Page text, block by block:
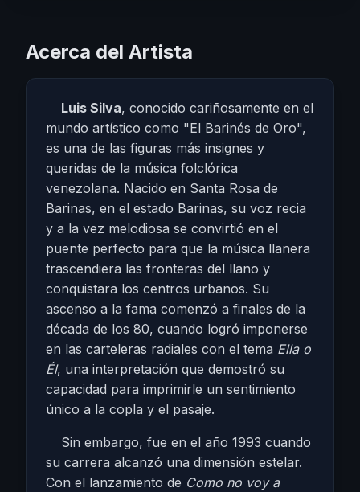
Acerca del Artista
Luis Silva, conocido cariñosamente en el
mundo artístico como "El Barinés de Oro",
es una de las figuras más insignes y
queridas de la música folclórica
venezolana. Nacido en Santa Rosa de
Barinas, en el estado Barinas, su voz recia
y a la vez melodiosa se convirtió en el
puente perfecto para que la música llanera
trascendiera las fronteras del llano y
conquistara los centros urbanos. Su
ascenso a la fama comenzó a finales de la
década de los 80, cuando logró imponerse
en las carteleras radiales con el tema Ella o
Él, una interpretación que demostró su
capacidad para imprimirle un sentimiento
único a la copla y el pasaje.
Sin embargo, fue en el año 1993 cuando
su carrera alcanzó una dimensión estelar.
Con el lanzamiento de Como no voy a